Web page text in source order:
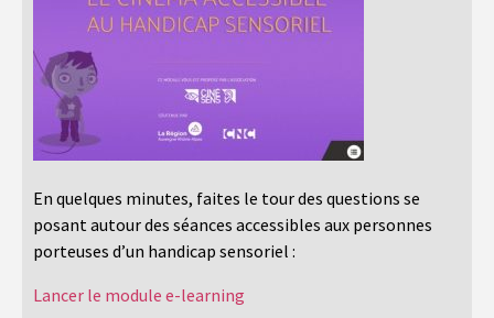
En quelques minutes, faites le tour des questions se
posant autour des séances accessibles aux personnes
porteuses d’un handicap sensoriel :
Lancer le module e-learning